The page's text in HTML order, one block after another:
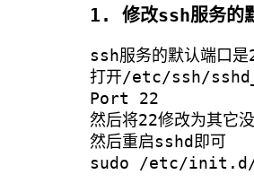
1. 修改ssh服务的
ssh服务的默认端口是
打开/etc/ssh/
Port 22
然后将22修改为其它
然后重启sshd即可
sudo /etc/